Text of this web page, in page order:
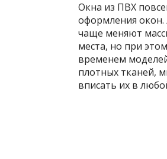
Окна из ПВХ
оформления
чаще меняют
места, но при
временем
плотных тканей,
вписать их в